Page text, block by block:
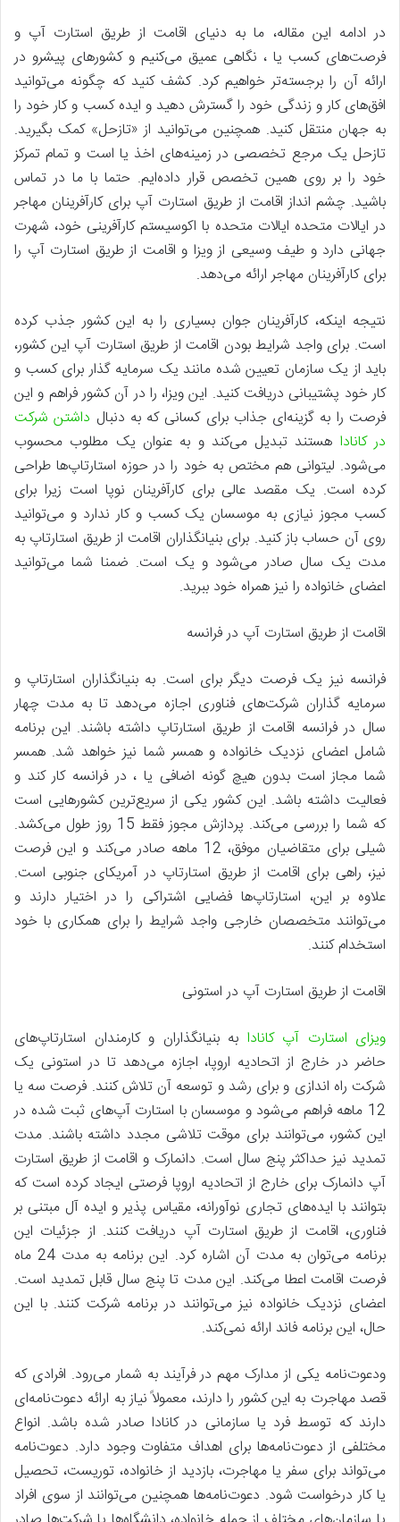
در ادامه این مقاله، ما به دنیای اقامت از طریق استارت آپ و
فرصت‌های کسب یا ، نگاهی عمیق می‌کنیم و کشورهای پیشرو در
ارائه آن را برجسته‌تر خواهیم کرد. کشف کنید که چگونه می‌توانید
افق‌های کار و زندگی خود را گسترش دهید و ایده کسب و کار خود را
به جهان منتقل کنید. همچنین می‌توانید از «تازحل» کمک بگیرید.
تازحل یک مرجع تخصصی در زمینه‌های اخذ یا است و تمام تمرکز
خود را بر روی همین تخصص قرار داده‌ایم. حتما با ما در تماس
باشید. چشم انداز اقامت از طریق استارت آپ برای کارآفرینان مهاجر
در ایالات متحده ایالات متحده با اکوسیستم کارآفرینی خود، شهرت
جهانی دارد و طیف وسیعی از ویزا و اقامت از طریق استارت آپ را
برای کارآفرینان مهاجر ارائه می‌دهد.
نتیجه اینکه، کارآفرینان جوان بسیاری را به این کشور جذب کرده
است. برای واجد شرایط بودن اقامت از طریق استارت آپ این کشور،
باید از یک سازمان تعیین شده مانند یک سرمایه گذار برای کسب و
کار خود پشتیبانی دریافت کنید. این ویزا، را در آن کشور فراهم و این
فرصت را به گزینه‌ای جذاب برای کسانی که به دنبال داشتن شرکت
در کانادا هستند تبدیل می‌کند و به عنوان یک مطلوب محسوب
می‌شود. لیتوانی هم مختص به خود را در حوزه استارتاپ‌ها طراحی
کرده است. یک مقصد عالی برای کارآفرینان نوپا است زیرا برای
کسب مجوز نیازی به موسسان یک کسب و کار ندارد و می‌توانید
روی آن حساب باز کنید. برای بنیانگذاران اقامت از طریق استارتاپ به
مدت یک سال صادر می‌شود و یک است. ضمنا شما می‌توانید
اعضای خانواده را نیز همراه خود ببرید.
اقامت از طریق استارت آپ در فرانسه
فرانسه نیز یک فرصت دیگر برای است. به بنیانگذاران استارتاپ و
سرمایه گذاران شرکت‌های فناوری اجازه می‌دهد تا به مدت چهار
سال در فرانسه اقامت از طریق استارتاپ داشته باشند. این برنامه
شامل اعضای نزدیک خانواده و همسر شما نیز خواهد شد. همسر
شما مجاز است بدون هیچ گونه اضافی یا ، در فرانسه کار کند و
فعالیت داشته باشد. این کشور یکی از سریع‌ترین کشورهایی است
که شما را بررسی می‌کند. پردازش مجوز فقط 15 روز طول می‌کشد.
شیلی برای متقاضیان موفق، 12 ماهه صادر می‌کند و این فرصت
نیز، راهی برای اقامت از طریق استارتاپ در آمریکای جنوبی است.
علاوه بر این، استارتاپ‌ها فضایی اشتراکی را در اختیار دارند و
می‌توانند متخصصان خارجی واجد شرایط را برای همکاری با خود
استخدام کنند.
اقامت از طریق استارت آپ در استونی
ویزای استارت آپ کانادا به بنیانگذاران و کارمندان استارتاپ‌های
حاضر در خارج از اتحادیه اروپا، اجازه می‌دهد تا در استونی یک
شرکت راه اندازی و برای رشد و توسعه آن تلاش کنند. فرصت سه یا
12 ماهه فراهم می‌شود و موسسان با استارت آپ‌های ثبت شده در
این کشور، می‌توانند برای موقت تلاشی مجدد داشته باشند. مدت
تمدید نیز حداکثر پنج سال است. دانمارک و اقامت از طریق استارت
آپ دانمارک برای خارج از اتحادیه اروپا فرصتی ایجاد کرده است که
بتوانند با ایده‌های تجاری نوآورانه، مقیاس پذیر و ایده آل مبتنی بر
فناوری، اقامت از طریق استارت آپ دریافت کنند. از جزئیات این
برنامه می‌توان به مدت آن اشاره کرد. این برنامه به مدت 24 ماه
فرصت اقامت اعطا می‌کند. این مدت تا پنج سال قابل تمدید است.
اعضای نزدیک خانواده نیز می‌توانند در برنامه شرکت کنند. با این
حال، این برنامه فاند ارائه نمی‌کند.
ودعوت‌نامه یکی از مدارک مهم در فرآیند به شمار می‌رود. افرادی که
قصد مهاجرت به این کشور را دارند، معمولاً نیاز به ارائه دعوت‌نامه‌ای
دارند که توسط فرد یا سازمانی در کانادا صادر شده باشد. انواع
مختلفی از دعوت‌نامه‌ها برای اهداف متفاوت وجود دارد. دعوت‌نامه
می‌تواند برای سفر یا مهاجرت، بازدید از خانواده، توریست، تحصیل
یا کار درخواست شود. دعوت‌نامه‌ها همچنین می‌توانند از سوی افراد